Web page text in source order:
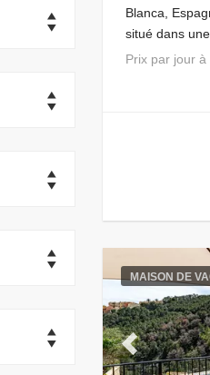
Blanca,
situé dans
proximité de
Prix par jour
MAISON DE
Previous